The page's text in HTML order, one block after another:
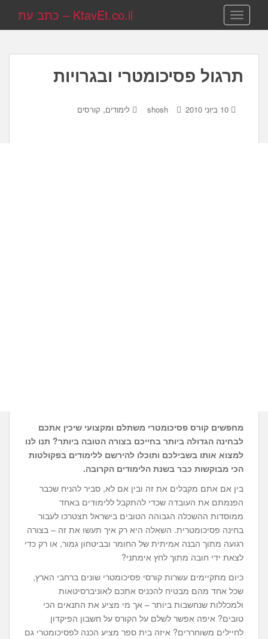
TOGGLE NAVIGATION KtavEt.co.il – כתב עת
תרגול פסיכומטרי ובגרויות
10 ביוני 2010 shosh לימודים, קורסים
מחפשים קורס פסיכומטרי משתלם ומקצועי שיכין אתכם
לבחינה הגדולה ביותר בחייכם בצורה הטובה ביותר? תנו לנו
למצוא אותו בשבילכם ותוכלו להירשם ללימודים בפקולטות
הכי מבוקשות כבר בשנת הלימודים הקרובה.
בין אם אתם מקבלים את זה ובין אם לא, סביר להניח שכבר
הפנמתם את העובדה שכדי להתקבל ללימודים באחד
ממוסדות ההשכלה הגבוהה הטובים בישראל תצטרכו לעבור
בחינה פסיכומטרית. השאלה היא רק איך תעשו את זה – בצורה
רגועה מתוך הבנה אמיתית של החומר ובביטחון גמור, או רק כדי
לצאת ידי חובה מתוך לחץ אימתני?
כיום מתקיימים עשרות קורסי פסיכומטרי שונים ברחבי הארץ,
שכל אחד מהם מבטיח להכניס אתכם לאוניברסיטאות
ולמכללות שנחשבות ביותר – אך מי מציע את התנאים הכי
טובים? איפה אפשר לשלם על הקורס על חשבון הפיקדון
לחיילים משוחררים? איזה בית ספר מציע הכנה לפסיכומטרי גם